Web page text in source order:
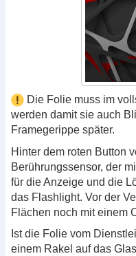
Die Folie muss im
werden damit sie auch
Framegerippe später.
Hinter dem roten Button
Berührungssensor, der
für die Anzeige und die
das Flashlight. Vor der
Flächen noch mit einem
Ist die Folie vom
einem Rakel auf das